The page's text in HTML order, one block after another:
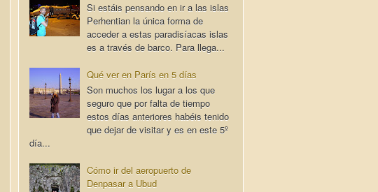
Si estáis pensando en ir a las islas
Perhentian la única forma de
acceder a estas paradisíacas islas
es a través de barco. Para llega...
Qué ver en París en 5 días
Son muchos los lugar a los que
seguro que por falta de tiempo
estos días anteriores habéis tenido
que dejar de visitar y es en este 5º
día...
Cómo ir del aeropuerto de
Denpasar a Ubud